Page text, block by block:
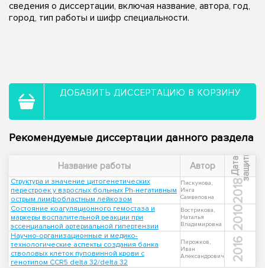
сведения о диссертации, включая название, автора, год,
город, тип работы и шифр специальности.
ДОБАВИТЬ ДИССЕРТАЦИЮ В КОРЗИНУ
Рекомендуемые диссертации данного раздела
Название работы Автор Д
а
т
а
з
а
щ
и
т ы
Структура и значение цитогенетических
перестроек у взрослых больных Ph-негативным
острым лимфобластным лейкозом
Пискунова,
Инга
Самвеловна
2018
Состояние коагуляционного гемостаза и
маркеры воспалительной реакции при
эссенциальной артериальной гипертензии
Вострикова,
Наталья
Владимировна
2010
Научно-организационные и медико-
технологические аспекты создания банка
стволовых клеток пуповинной крови с
генотипом CCR5 delta 32/delta 32
Пирожков,
Иван
Александрович
2016